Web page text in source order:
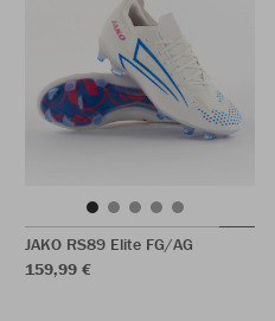
JAKO RS89 Elite FG/AG
159,99 €